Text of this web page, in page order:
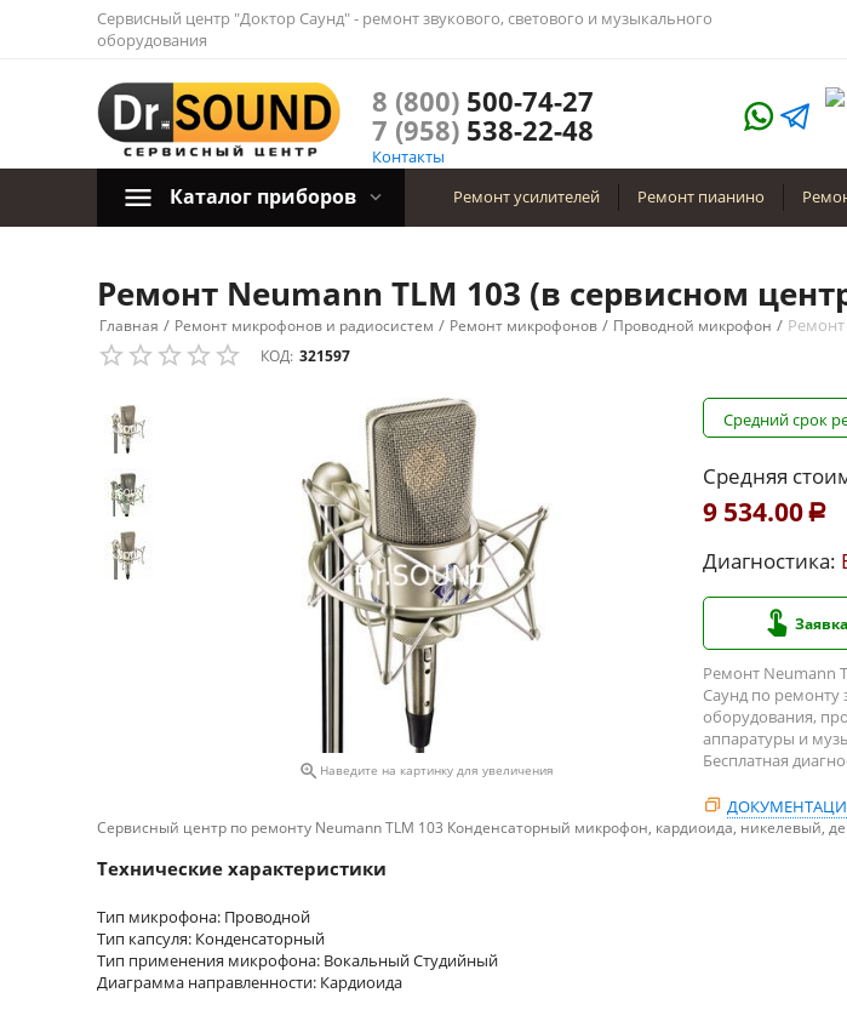
Сервисный центр "Доктор Саунд" - ремонт звукового, светового и музыкального
оборудования
8 (800)500-74-27
7 (958)538-22-48
Контакты
Каталог приборов Ремонт усилителей Ремонт пианино
Ремонт Neumann TLM 103 (в сервисном
Главная / Ремонт микрофонов и радиосистем / Ремонт микрофонов / Проводной микрофон /
КОД: 321597
 Наведите на картинку для увеличения
Средний срок
Средняя
9 534.00 Р
Диагностика:
Ремонт Neumann
Саунд по ремонту
оборудования,
аппаратуры и
Бесплатная
Сервисный центр по ремонту Neumann TLM 103 Конденсаторный микрофон, кардиоида, никелевый,
Технические характеристики
Тип микрофона: Проводной
Тип капсуля: Конденсаторный
Тип применения микрофона: Вокальный Студийный
Диаграмма направленности: Кардиоида